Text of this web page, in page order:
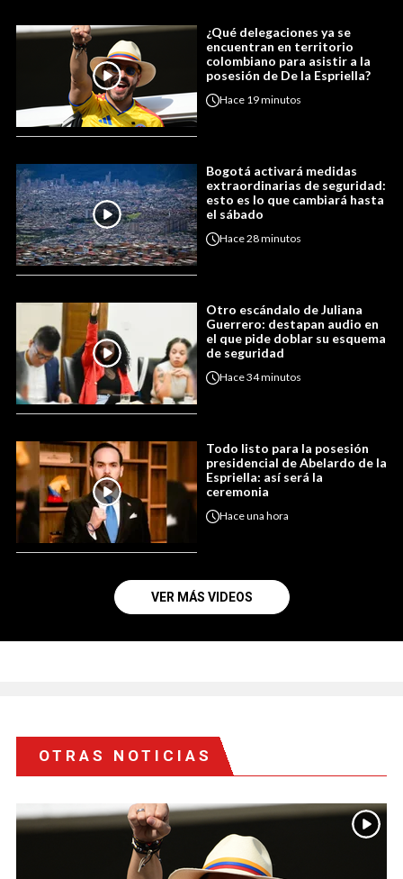
¿Qué delegaciones ya se
encuentran en territorio
colombiano para asistir a la
posesión de De la Espriella?
Hace 19 minutos
Bogotá activará medidas
extraordinarias de seguridad:
esto es lo que cambiará hasta
el sábado
Hace28 minutos
Otro escándalo de Juliana
Guerrero: destapan audio en
el que pide doblar su esquema
de seguridad
Hace34 minutos
Todo listo para la posesión
presidencial de Abelardo de la
Espriella: así será la
ceremonia
Haceuna hora
VER MÁS VIDEOS
OTRAS NOTICIAS